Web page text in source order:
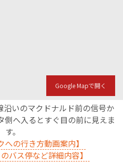
Google Mapで開く
いのマクドナルド前の信号か
側へ入るとすぐ目の前に見えま
す。
への行き方動画案内】
バス停など詳細内容】